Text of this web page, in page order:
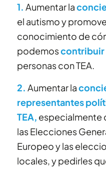
1. Aumentar la
el autismo y
conocimiento de
podemoscontribuir
personas con TEA.
2. Aumentar la
representantes
TEA, especialmente
las Elecciones
Europeo y las
locales,y pedirles